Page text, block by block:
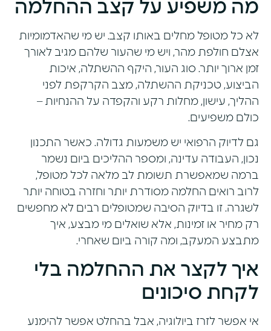
מה משפיע על קצב ההחלמה
לא כל מטופל מחלים באותו קצב. יש מי שהאדמומיות
אצלם חולפת מהר, ויש מי שהעור שלהם מגיב לאורך
זמן ארוך יותר. סוג העור, היקף ההשתלה, איכות
הביצוע, טכניקת ההשתלה, מצב הקרקפת לפני
ההליך, עישון, מחלות רקע והקפדה על ההנחיות –
כולם משפיעים.
גם לדיוק הרפואי יש משמעות גדולה. כאשר התכנון
נכון, העבודה עדינה, ומספר ההליכים ביום נשמר
ברמה שמאפשרת תשומת לב מלאה לכל מטופל,
לרוב רואים החלמה מסודרת יותר וחזרה בטוחה יותר
לשגרה. זו בדיוק הסיבה שמטופלים רבים לא מחפשים
רק מחיר או זמינות, אלא שואלים מי מבצע, איך
מתבצע המעקב, ומה קורה ביום שאחרי.
איך לקצר את ההחלמה בלי
לקחת סיכונים
אי אפשר לזרז ביולוגיה, אבל בהחלט אפשר להימנע